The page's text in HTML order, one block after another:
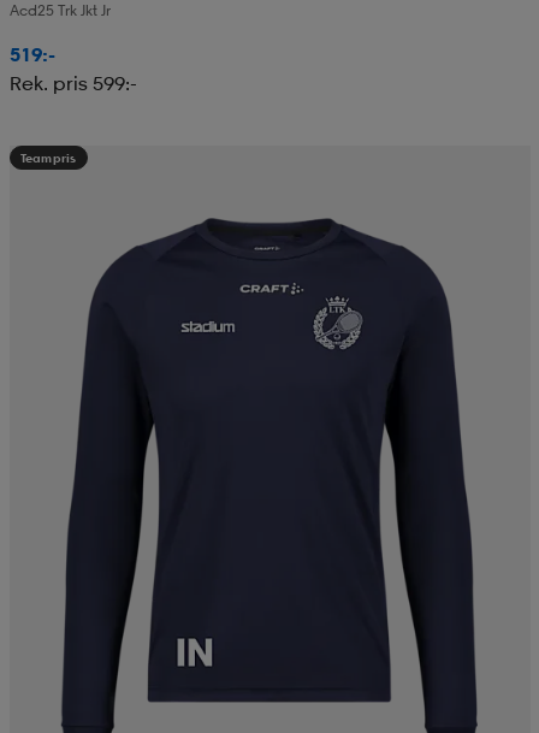
Acd25 Trk Jkt Jr
519:-
Rek. pris 599:-
Teampris